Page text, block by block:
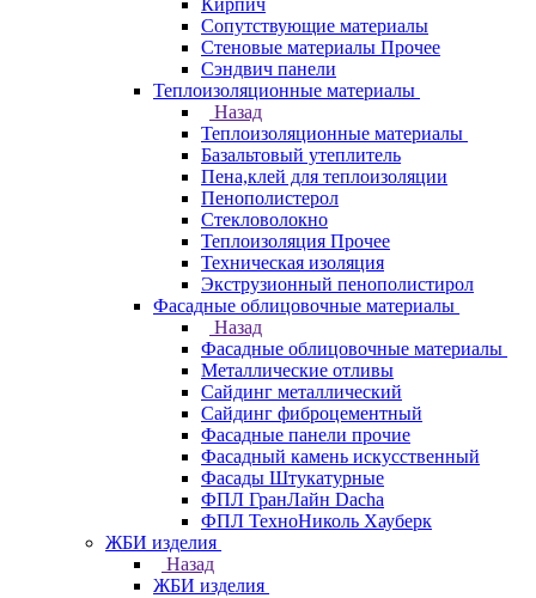
Кирпич
Сопутствующие материалы
Стеновые материалы Прочее
Сэндвич панели
Теплоизоляционные материалы
Назад
Теплоизоляционные материалы
Базальтовый утеплитель
Пена,клей для теплоизоляции
Пенополистерол
Стекловолокно
Теплоизоляция Прочее
Техническая изоляция
Экструзионный пенополистирол
Фасадные облицовочные материалы
Назад
Фасадные облицовочные материалы
Металлические отливы
Сайдинг металлический
Сайдинг фиброцементный
Фасадные панели прочие
Фасадный камень искусственный
Фасады Штукатурные
ФПЛ ГранЛайн Dacha
ФПЛ ТехноНиколь Хауберк
ЖБИ изделия
Назад
ЖБИ изделия